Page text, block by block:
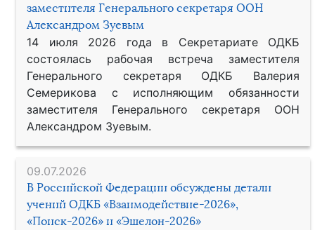
заместителя Генерального секретаря ООН
Александром Зуевым
14 июля 2026 года в Секретариате ОДКБ
состоялась рабочая встреча заместителя
Генерального секретаря ОДКБ Валерия
Семерикова с исполняющим обязанности
заместителя Генерального секретаря ООН
Александром Зуевым.
09.07.2026
В Российской Федерации обсуждены детали
учений ОДКБ «Взаимодействие-2026»,
«Поиск-2026» и «Эшелон-2026»